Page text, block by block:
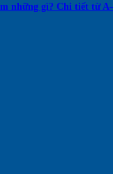
những gì? Chi tiết từ